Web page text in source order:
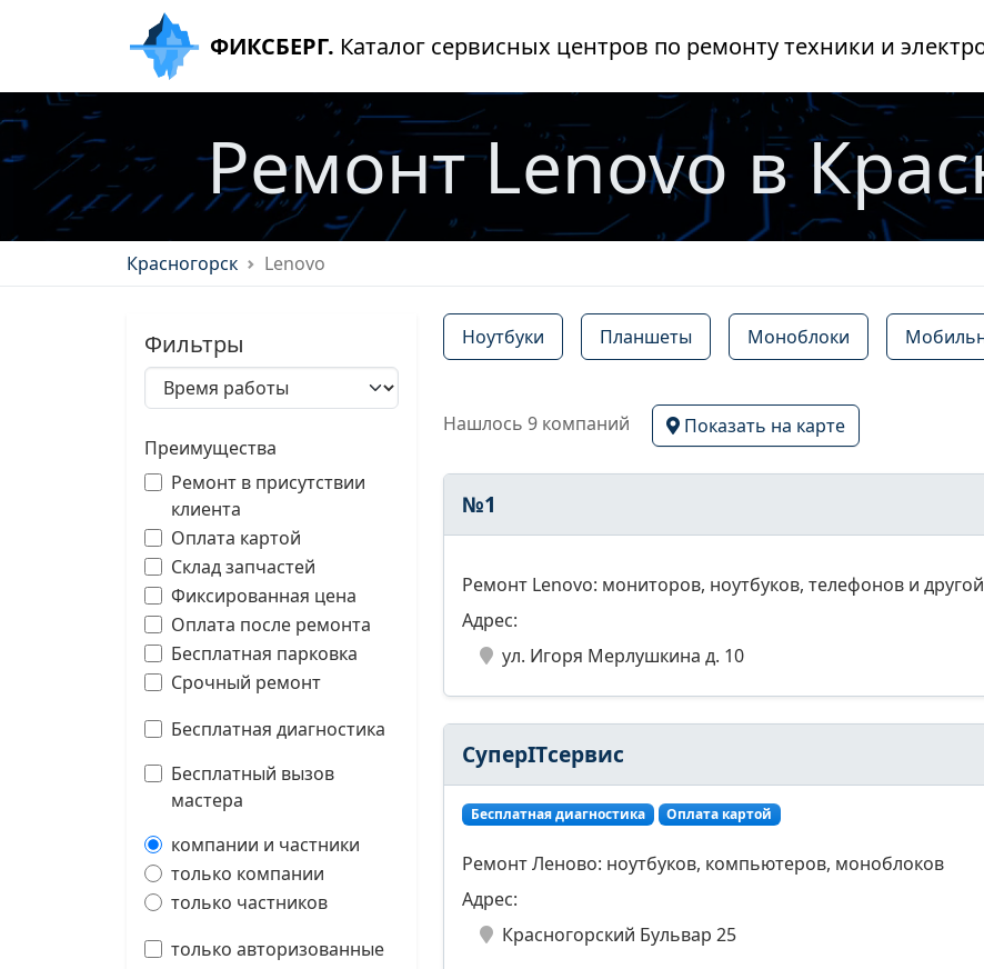
ФИКСБЕРГ. Каталог сервисных центров по ремонту техники и
Ремонт Lenovo в
Красногорск Lenovo
Фильтры
Преимущества
Ремонт в присутствии
клиента
Оплата картой
Склад запчастей
Фиксированная цена
Оплата после ремонта
Бесплатная парковка
Срочный ремонт
Бесплатная диагностика
Бесплатный вызов
мастера
компании и частники
только компании
только частников
только авторизованные
Ноутбуки Планшеты Моноблоки
Нашлось 9 компаний Показать на карте
№1
Ремонт Lenovo: мониторов, ноутбуков, телефонов и
Адрес:
ул. Игоря Мерлушкина д. 10
СуперITсервис
Бесплатная диагностика Оплата картой
Ремонт Леново: ноутбуков, компьютеров, моноблоков
Адрес:
Красногорский Бульвар 25